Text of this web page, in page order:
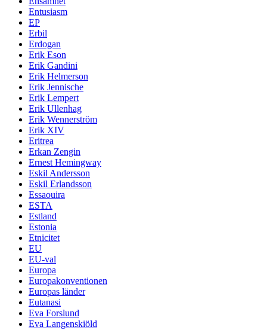
Entusiasm
EP
Erbil
Erdogan
Erik Eson
Erik Gandini
Erik Helmerson
Erik Jennische
Erik Lempert
Erik Ullenhag
Erik Wennerström
Erik XIV
Eritrea
Erkan Zengin
Ernest Hemingway
Eskil Andersson
Eskil Erlandsson
Essaouira
ESTA
Estland
Estonia
Etnicitet
EU
EU-val
Europa
Europakonventionen
Europas länder
Eutanasi
Eva Forslund
Eva Langenskiöld